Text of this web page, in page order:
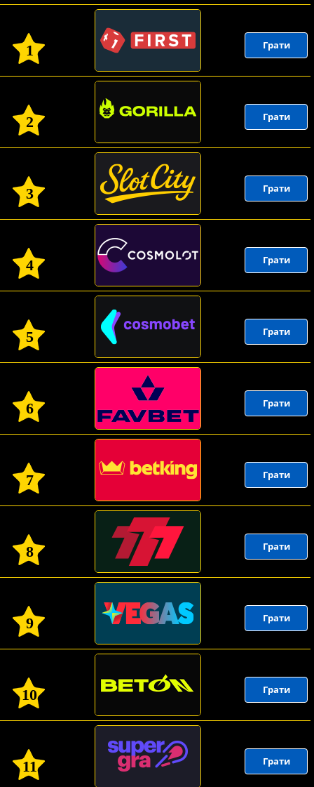
1 Грати
2 Грати
3 Грати
4 Грати
5 Грати
6 Грати
7 Грати
8 Грати
9 Грати
10 Грати
11 Грати